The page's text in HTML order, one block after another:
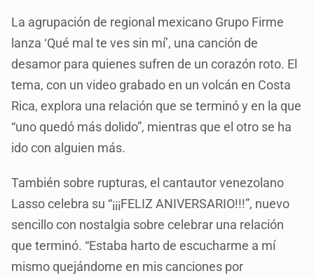
La agrupación de regional mexicano Grupo Firme
lanza ‘Qué mal te ves sin mí’, una canción de
desamor para quienes sufren de un corazón roto. El
tema, con un video grabado en un volcán en Costa
Rica, explora una relación que se terminó y en la que
“uno quedó más dolido”, mientras que el otro se ha
ido con alguien más.
También sobre rupturas, el cantautor venezolano
Lasso celebra su “¡¡¡FELIZ ANIVERSARIO!!!”, nuevo
sencillo con nostalgia sobre celebrar una relación
que terminó. “Estaba harto de escucharme a mí
mismo quejándome en mis canciones por